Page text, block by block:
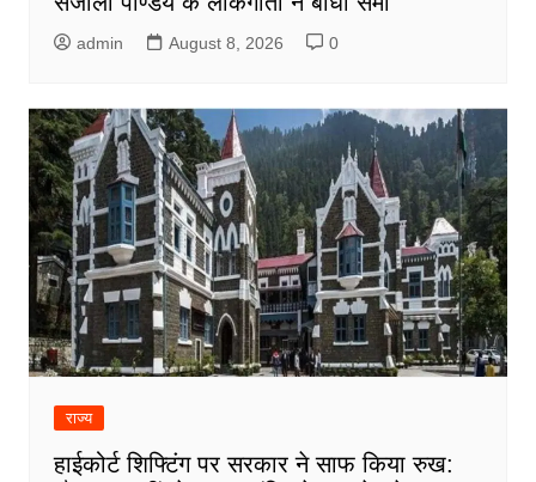
admin August 8, 2026 0
राज्य
हाईकोर्ट शिफ्टिंग पर सरकार ने साफ किया रुख: